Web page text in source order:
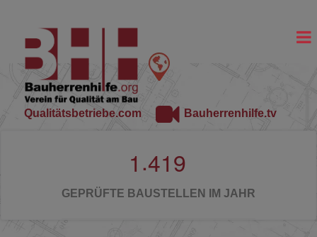
Qualitätsbetriebe.com Bauherrenhilfe.tv
1 .419
GEPRÜFTE BAUSTELLEN IM JAHR